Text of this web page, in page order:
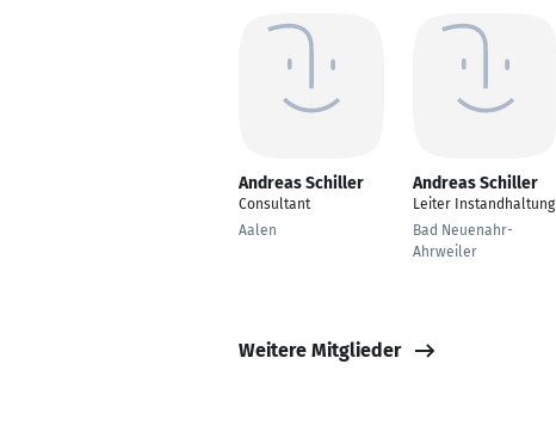
Andreas Schiller
Consultant
Aalen
Andreas Schiller
Leiter Instandhaltung
Bad Neuenahr-
Ahrweiler
Weitere Mitglieder